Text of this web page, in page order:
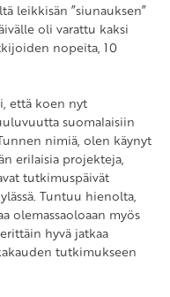
leikkisän ”siunauksen”
oli varattu kaksi
nopeita, 10
että koen nyt
suomalaisiin
nimiä, olen käynyt
erilaisia projekteja,
tutkimuspäivät
Tuntuu hienolta,
olemassaoloaan myös
hyvä jatkaa
tutkimukseen